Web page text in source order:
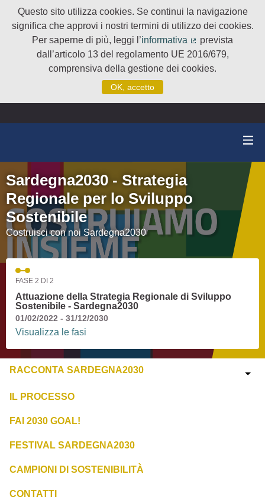
Questo sito utilizza cookies. Se continui la navigazione
significa che approvi i nostri termini di utilizzo dei cookies.
Per saperne di più, leggi l’informativa
(Collegamento
prevista
dall’articolo 13 del regolamento UE 2016/679,
comprensiva della gestione dei cookies.
OK, accetto
Sardegna2030 - Strategia
Regionale per lo Sviluppo
Sostenibile
Costruisci con noi Sardegna2030
FASE 2 DI 2
Attuazione della Strategia Regionale di Sviluppo
Sostenibile - Sardegna2030
01/02/2022 - 31/12/2030
Visualizza le fasi
RACCONTA SARDEGNA2030
IL PROCESSO
FAI 2030 GOAL!
FESTIVAL SARDEGNA2030
CAMPIONI DI SOSTENIBILITÀ
CONTATTI